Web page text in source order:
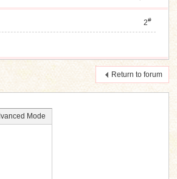
2#
Return to forum
Mode